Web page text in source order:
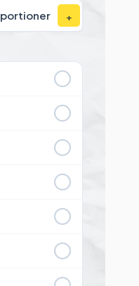
portioner
+